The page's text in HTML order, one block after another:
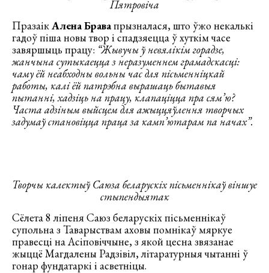
Пятровіча
ПразаікАлена Бравапрызналася, што ўжо некалькі
гадоў піша новы твор і спадзяецца ў хуткім часе
завяршыць працу: “Жывучы ў невялікім горадзе,
жанчына сутыкаецца з неразуменнем грамадскасці:
чаму ёй неабходны вольны час для пісьменніцкай
работы, калі ёй патрэбна вырашаць бытавыя
пытанні, хадзіць на працу, клапаціцца пра сям’ю?
Часта адзіным выйсцем для ажыццяўлення творчых
задумаў становіцца праца за камп’ютарам па начах”.
Творчы калектыў Саюза беларускіх пісьменнікаў віншуе
стыпендыятак
Сёлета 8 ліпеня Саюз беларускіх пісьменнікаў
супольна з Таварыствам аховы помнікаў мяркуе
правесці на Асіповіччыне, з якой цесна звязанае
жыццё Магдалены Радзівіл, літаратурныя чытанні ў
гонар фундатаркі і асветніцы.